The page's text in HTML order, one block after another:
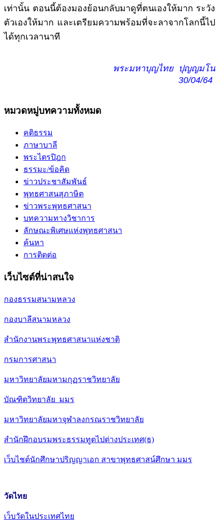
เท่านั้น ตอนนี้ต้องมองย้อนกลับมาดูที่ตนเองให้มาก ระวัง
ตัวเองให้มาก และเตรียมความพร้อมที่จะลาจากโลกนี้ไป
ได้ทุกเวลานาที
พระมหาบุญไทย ปุญญมโน
30/04/64
หมวดหมู่บทความทั้งหมด
คติธรรม
ภาษาบาลี
พระไตรปิฎก
ธรรมะ/ข้อคิด
ข่าวประชาสัมพันธ์
พุทธศาสนสุภาษิต
ข่าวพระพุทธศาสนา
บทความทางวิชาการ
ลักษณะพิเศษแห่งพุทธศาสนา
ค้นหา
การติดต่อ
เว็บไซต์ที่น่าสนใจ
กองธรรมสนามหลวง
กองบาลีสนามหลวง
สำนักงานพระพุทธศาสนาแห่งชาติ
กรมการศาสนา
มหาวิทยาลัยมหามกุฏราชวิทยาลัย
บัณฑิตวิทยาลัย มมร
มหาวิทยาลัยมหาจุฬาลงกรณราชวิทยาลัย
สำนักฝึกอบรมพระธรรมทูตไปต่างประเทศ(ธ)
เว็บไชต์นักศึกษาปริญญาเอก สาขาพุทธศาสน์ศึกษา มมร
วัดไทย
เว็บวัดในประเทศไทย